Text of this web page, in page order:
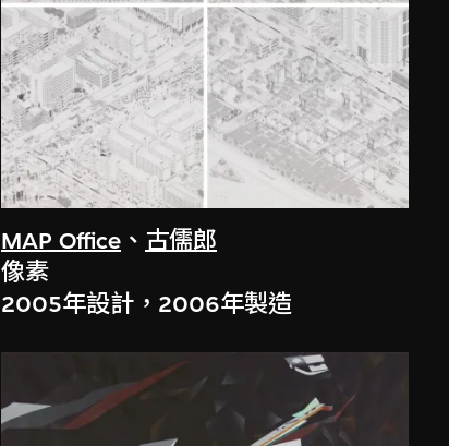
MAP Office 、 古儒郎
像素
2005年設計，2006年製造